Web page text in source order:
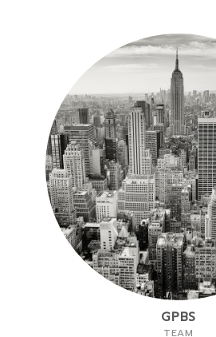
GPBS
TEAM